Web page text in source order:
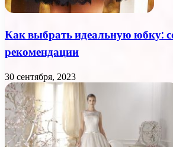
Как выбрать идеальную юбку:
рекомендации
30 сентября, 2023